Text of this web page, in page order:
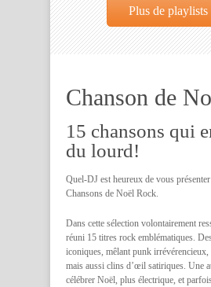
Plus de playlists
Chanson de
15 chansons qui
du lourd!
Quel-DJ est heureux de vous
Chansons de Noël Rock.
Dans cette sélection volontairement
réuni 15 titres rock emblématiques.
iconiques, mêlant punk irrévérencieux,
mais aussi clins d’œil satiriques. Une
célébrer Noël, plus électrique, et